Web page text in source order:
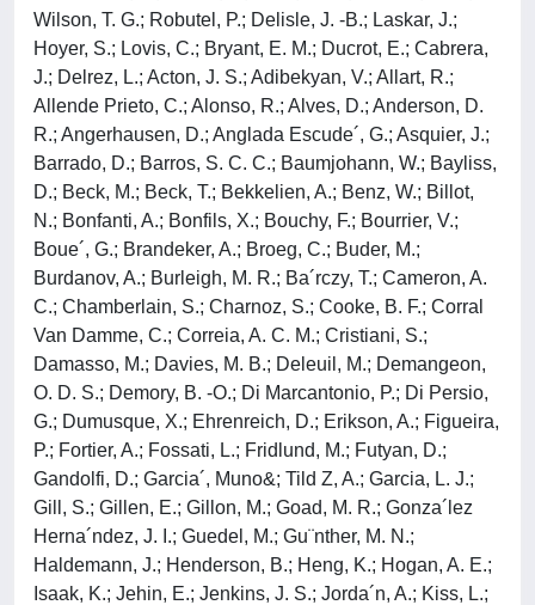
Wilson, T. G.; Robutel, P.; Delisle, J. -B.; Laskar, J.;
Hoyer, S.; Lovis, C.; Bryant, E. M.; Ducrot, E.; Cabrera,
J.; Delrez, L.; Acton, J. S.; Adibekyan, V.; Allart, R.;
Allende Prieto, C.; Alonso, R.; Alves, D.; Anderson, D.
R.; Angerhausen, D.; Anglada Escude´, G.; Asquier, J.;
Barrado, D.; Barros, S. C. C.; Baumjohann, W.; Bayliss,
D.; Beck, M.; Beck, T.; Bekkelien, A.; Benz, W.; Billot,
N.; Bonfanti, A.; Bonfils, X.; Bouchy, F.; Bourrier, V.;
Boue´, G.; Brandeker, A.; Broeg, C.; Buder, M.;
Burdanov, A.; Burleigh, M. R.; Ba´rczy, T.; Cameron, A.
C.; Chamberlain, S.; Charnoz, S.; Cooke, B. F.; Corral
Van Damme, C.; Correia, A. C. M.; Cristiani, S.;
Damasso, M.; Davies, M. B.; Deleuil, M.; Demangeon,
O. D. S.; Demory, B. -O.; Di Marcantonio, P.; Di Persio,
G.; Dumusque, X.; Ehrenreich, D.; Erikson, A.; Figueira,
P.; Fortier, A.; Fossati, L.; Fridlund, M.; Futyan, D.;
Gandolfi, D.; Garcia´, Muno&; Tild Z, A.; Garcia, L. J.;
Gill, S.; Gillen, E.; Gillon, M.; Goad, M. R.; Gonza´lez
Herna´ndez, J. I.; Guedel, M.; Gu¨nther, M. N.;
Haldemann, J.; Henderson, B.; Heng, K.; Hogan, A. E.;
Isaak, K.; Jehin, E.; Jenkins, J. S.; Jorda´n, A.; Kiss, L.;